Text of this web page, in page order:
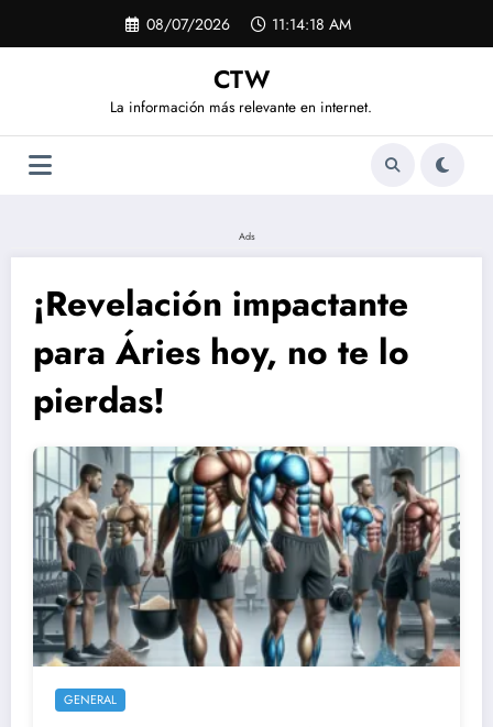
contenido
08/07/2026 11:14:18 AM
CTW
La información más relevante en internet.
Ads
¡Revelación impactante
para Áries hoy, no te lo
pierdas!
GENERAL